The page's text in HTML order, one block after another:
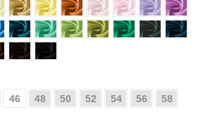
46 48 50 52 54 56 58